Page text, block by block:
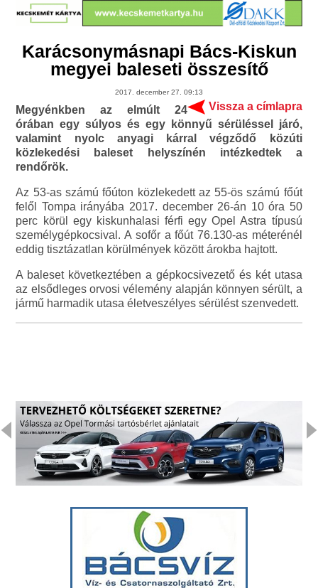
Karácsonymásnapi Bács-Kiskun
megyei baleseti összesítő
2017. december 27. 09:13
Vissza a címlapra
Megyénkben az elmúlt 24
órában egy súlyos és egy könnyű sérüléssel járó,
valamint nyolc anyagi kárral végződő közúti
közlekedési baleset helyszínén intézkedtek a
rendőrök.
Az 53-as számú főúton közlekedett az 55-ös számú főút
felől Tompa irányába 2017. december 26-án 10 óra 50
perc körül egy kiskunhalasi férfi egy Opel Astra típusú
személygépkocsival. A sofőr a főút 76.130-as méterénél
eddig tisztázatlan körülmények között árokba hajtott.
A baleset következtében a gépkocsivezető és két utasa
az elsődleges orvosi vélemény alapján könnyen sérült, a
jármű harmadik utasa életveszélyes sérülést szenvedett.